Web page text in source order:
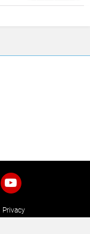
Privacy